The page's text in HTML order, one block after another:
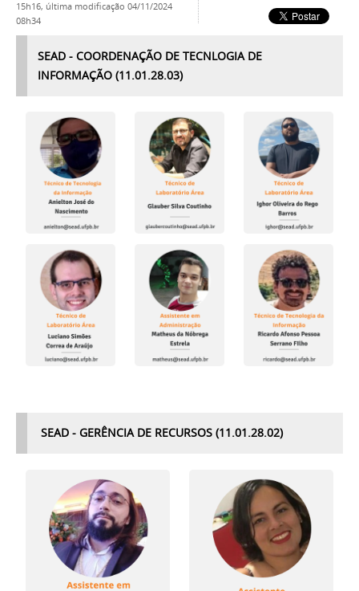
15h16, última modificação 04/11/2024
08h34
SEAD - COORDENAÇÃO DE TECNLOGIA DE
INFORMAÇÃO (11.01.28.03)
SEAD - GERÊNCIA DE RECURSOS (11.01.28.02)